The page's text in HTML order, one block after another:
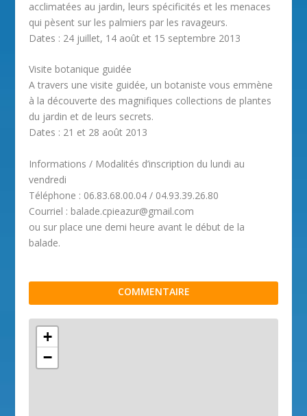
acclimatées au jardin, leurs spécificités et les menaces
qui pèsent sur les palmiers par les ravageurs.
Dates : 24 juillet, 14 août et 15 septembre 2013
Visite botanique guidée
A travers une visite guidée, un botaniste vous emmène
à la découverte des magnifiques collections de plantes
du jardin et de leurs secrets.
Dates : 21 et 28 août 2013
Informations / Modalités d’inscription du lundi au
vendredi
Téléphone : 06.83.68.00.04 / 04.93.39.26.80
Courriel : balade.cpieazur@gmail.com
ou sur place une demi heure avant le début de la
balade.
COMMENTAIRE
+
−